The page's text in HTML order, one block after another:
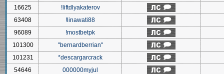
16625
!liftdlyakaterov
63408
!linawati88
96089
!mostbetpk
101300
"bernardberrian"
101231
*descargarcrack
54646
000000myjul